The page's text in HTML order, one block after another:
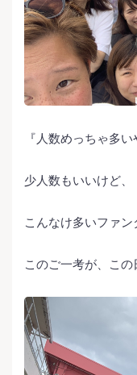
『人数めっちゃ多い
少人数もいいけど、
こんなけ多いファ
このご一考が、この